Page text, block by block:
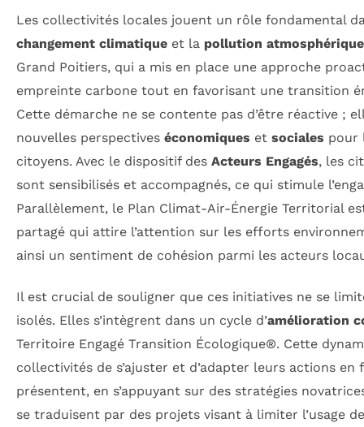
Les collectivités locales jouent un rôle fondamental
changement climatique et la pollution atmosphérique
Grand Poitiers, qui a mis en place une approche
empreinte carbone tout en favorisant une transition
Cette démarche ne se contente pas d’être réactive ;
nouvelles perspectives économiques et sociales pour
citoyens. Avec le dispositif des Acteurs Engagés, les
sont sensibilisés et accompagnés, ce qui stimule
Parallèlement, le Plan Climat-Air-Énergie Territorial
partagé qui attire l’attention sur les efforts
ainsi un sentiment de cohésion parmi les acteurs
Il est crucial de souligner que ces initiatives ne se
isolés. Elles s’intègrent dans un cycle d’amélioration
Territoire Engagé Transition Écologique®. Cette
collectivités de s’ajuster et d’adapter leurs actions
présentent, en s’appuyant sur des stratégies
se traduisent par des projets visant à limiter l’usage